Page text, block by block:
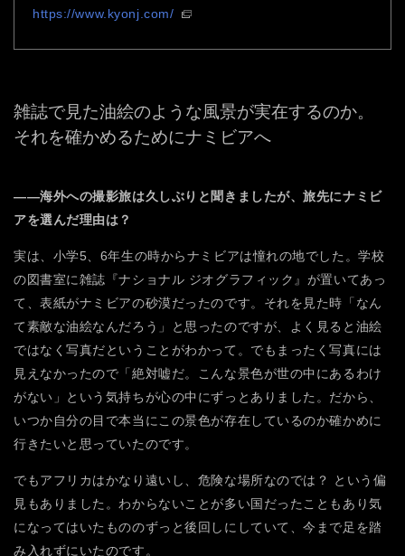
https://www.kyonj.com/
雑誌で見た油絵のような風景が実在するのか。
それを確かめるためにナミビアへ
――海外への撮影旅は久しぶりと聞きましたが、旅先にナミビ
アを選んだ理由は？
実は、小学5、6年生の時からナミビアは憧れの地でした。学校
の図書室に雑誌『ナショナル ジオグラフィック』が置いてあっ
て、表紙がナミビアの砂漠だったのです。それを見た時「なん
て素敵な油絵なんだろう」と思ったのですが、よく見ると油絵
ではなく写真だということがわかって。でもまったく写真には
見えなかったので「絶対嘘だ。こんな景色が世の中にあるわけ
がない」という気持ちが心の中にずっとありました。だから、
いつか自分の目で本当にこの景色が存在しているのか確かめに
行きたいと思っていたのです。
でもアフリカはかなり遠いし、危険な場所なのでは？ という偏
見もありました。わからないことが多い国だったこともあり気
になってはいたもののずっと後回しにしていて、今まで足を踏
み入れずにいたのです。